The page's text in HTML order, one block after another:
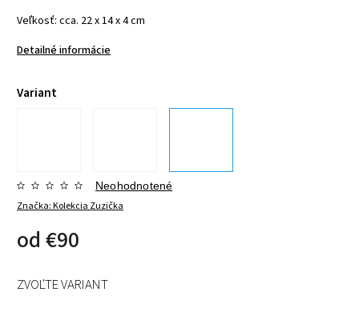
Veľkosť: cca. 22 x 14 x 4 cm
Detailné informácie
Variant
Značka:Kolekcia Zuzička
Neohodnotené
od €90
ZVOĽTE VARIANT